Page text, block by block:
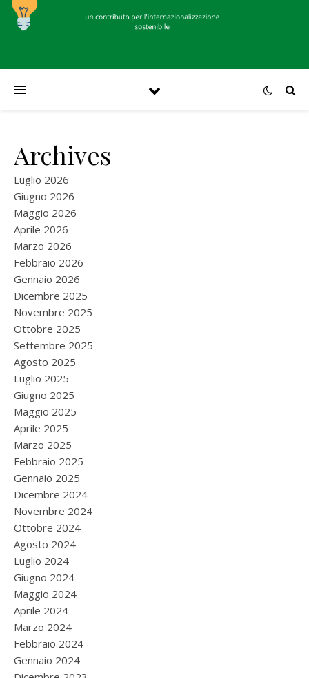
Archives
Luglio 2026
Giugno 2026
Maggio 2026
Aprile 2026
Marzo 2026
Febbraio 2026
Gennaio 2026
Dicembre 2025
Novembre 2025
Ottobre 2025
Settembre 2025
Agosto 2025
Luglio 2025
Giugno 2025
Maggio 2025
Aprile 2025
Marzo 2025
Febbraio 2025
Gennaio 2025
Dicembre 2024
Novembre 2024
Ottobre 2024
Agosto 2024
Luglio 2024
Giugno 2024
Maggio 2024
Aprile 2024
Marzo 2024
Febbraio 2024
Gennaio 2024